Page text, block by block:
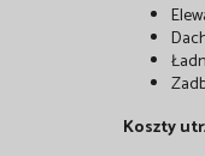
Koszty